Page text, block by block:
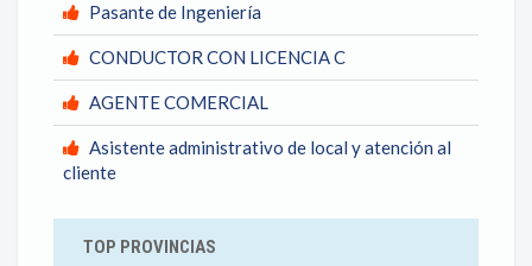
Pasante de Ingeniería
CONDUCTOR CON LICENCIA C
AGENTE COMERCIAL
Asistente administrativo de local y atención al
cliente
TOP PROVINCIAS